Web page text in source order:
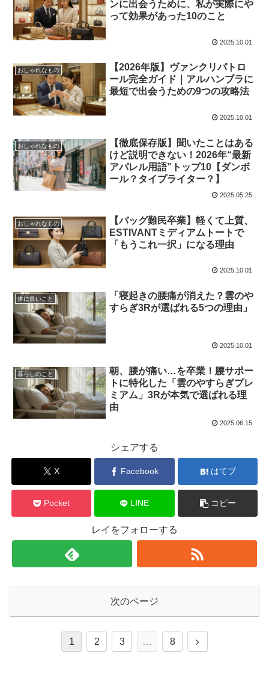
ンに出会うために、私が実際にや
って効果があった10のこと
2025.10.01
おしゃれなもの
【2026年版】ヴァンクリパトロ
ール完全ガイド｜アルハンブラに
最短で出会うための9つの攻略法
2025.10.01
おしゃれなもの
【徹底保存版】聞いたことはある
けど説明できない！2026年“最新
アパレル用語”トップ10【ダンボ
ール？タイプライター？】
2025.05.25
おしゃれなもの
【バッグ難民卒業】軽くて上質、
ESTIVANTミディアムトートで
「もうこれ一択」になる理由
2025.10.01
体に良いこと
「寝起きの腰痛が消えた？雲のや
すらぎ3Rが選ばれる5つの理由」
2025.10.01
暮らしのこと
朝、腰が痛い…を卒業！腰サポー
トに特化した「雲のやすらぎプレ
ミアム」3Rが本気で選ばれる理
由
2025.06.15
シェアする
X Facebook はてブ
Pocket LINE コピー
レイをフォローする
次のページ
1 2 3 … 8
次